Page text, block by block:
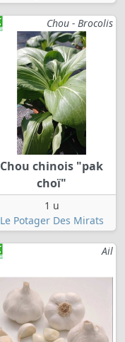
Chou - Brocolis
Chou chinois "pak
choï"
1 u
Le Potager Des Mirats
Ail